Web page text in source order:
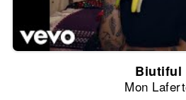
Biutiful
Mon